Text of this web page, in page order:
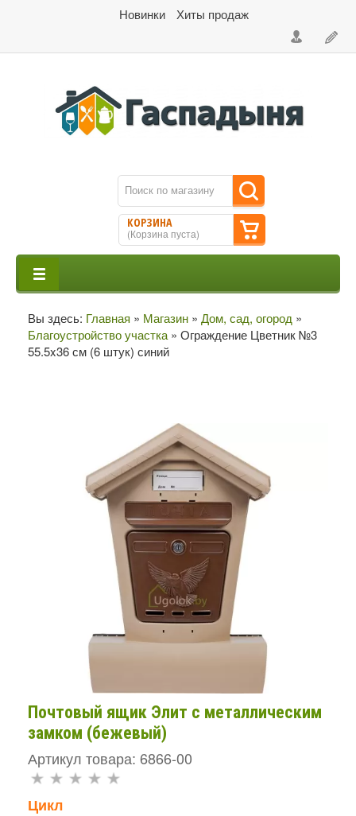
Новинки Хиты продаж
КОРЗИНА
(Корзина пуста)
Вы здесь: Главная » Магазин » Дом, сад, огород »
Благоустройство участка » Ограждение Цветник №3
55.5x36 см (6 штук) синий
Почтовый ящик Элит с металлическим
замком (бежевый)
Артикул товара: 6866-00
Цикл